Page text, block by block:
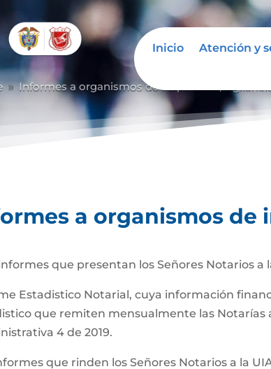
Inicio Atención y
9 Informes a organismos de inspección,
a organismos
que presentan los Señores Notarios
Estadistico Notarial, cuya información
que remiten mensualmente las Notarías
4 de 2019.
que rinden los Señores Notarios a la